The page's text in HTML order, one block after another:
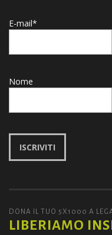
E-mail*
Nome
DONA IL TUO 5X1000 A
LIBERIAMO